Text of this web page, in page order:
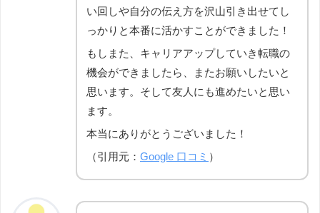
い回しや自分の伝え方を沢山引き出せてし
っかりと本番に活かすことができました！
もしまた、キャリアアップしていき転職の
機会ができましたら、またお願いしたいと
思います。そして友人にも進めたいと思い
ます。
本当にありがとうございました！
（引用元： Google 口コミ ）